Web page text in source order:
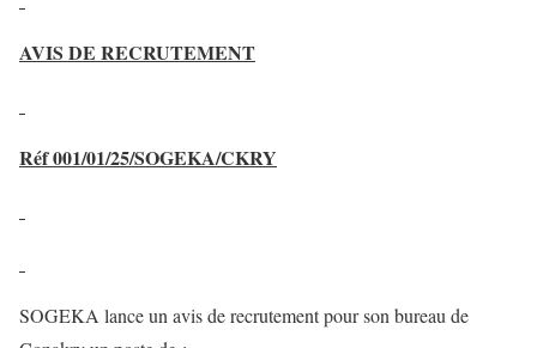
AVIS DE RECRUTEMENT
Réf 001/01/25/SOGEKA/CKRY
SOGEKA lance un avis de recrutement pour son bureau de